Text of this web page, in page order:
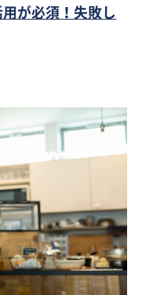
が必須！失敗し